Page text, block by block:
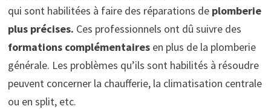
qui sont habilitées à faire des réparations de plomberie
plus précises. Ces professionnels ont dû suivre des
formations complémentairesen plus de la plomberie
générale. Les problèmes qu’ils sont habilités à résoudre
peuvent concerner la chaufferie, la climatisation centrale
ou en split, etc.